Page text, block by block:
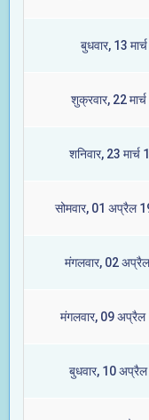
बुधवार, 13
शुक्रवार, 22
शनिवार, 23
सोमवार, 01 अप्रैल
मंगलवार, 02
मंगलवार, 09
बुधवार, 10